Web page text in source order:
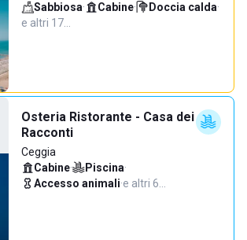
Sabbiosa· Cabine· Doccia calda·
e altri 17…
Osteria Ristorante - Casa dei
Racconti
Ceggia
Cabine· Piscina·
Accesso animali·e altri 6…